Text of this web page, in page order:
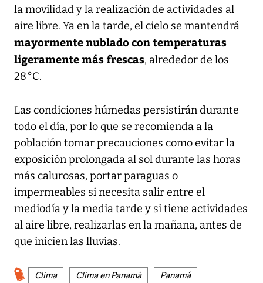
la movilidad y la realización de actividades al
aire libre. Ya en la tarde, el cielo se mantendrá
mayormente nublado con temperaturas
ligeramente más frescas, alrededor de los
28 °C.
Las condiciones húmedas persistirán durante
todo el día, por lo que se recomienda a la
población tomar precauciones como evitar la
exposición prolongada al sol durante las horas
más calurosas, portar paraguas o
impermeables si necesita salir entre el
mediodía y la media tarde y si tiene actividades
al aire libre, realizarlas en la mañana, antes de
que inicien las lluvias.
Clima Clima en Panamá Panamá